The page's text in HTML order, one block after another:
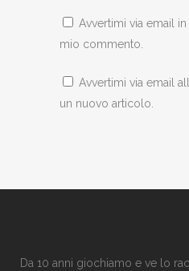
Avvertimi via email
mio commento.
Avvertimi via email
un nuovo articolo.
Da 10 anni giochiamo e ve lo